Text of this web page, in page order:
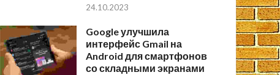
24.10.2023
Google улучшила
интерфейс Gmail на
Android для смартфонов
со складными экранами